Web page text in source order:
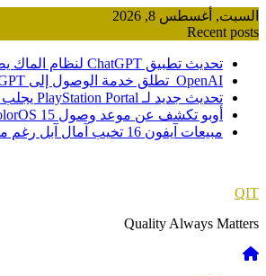
Skip
to
السبت, أغسطس 8, 2026
Recent posts
تحديث تطبيق ChatGPT لنظام الماك يضيف وتطبيقات إضافية
OpenAI تطلق خدمة الوصول إلى ChatGPT عبر مكالمات الهاتف
تحديث جديد لـ PlayStation Portal يجلب الألعاب السحابية وتحسينات صوتية
أوبو تكشف عن موعد وصول ColorOS 15 لهواتفها حول العالم
مبيعات آيفون 16 تخيب آمال آبل رغم مميزات الذكاء الاصطناعي
QIT
Quality Always Matters